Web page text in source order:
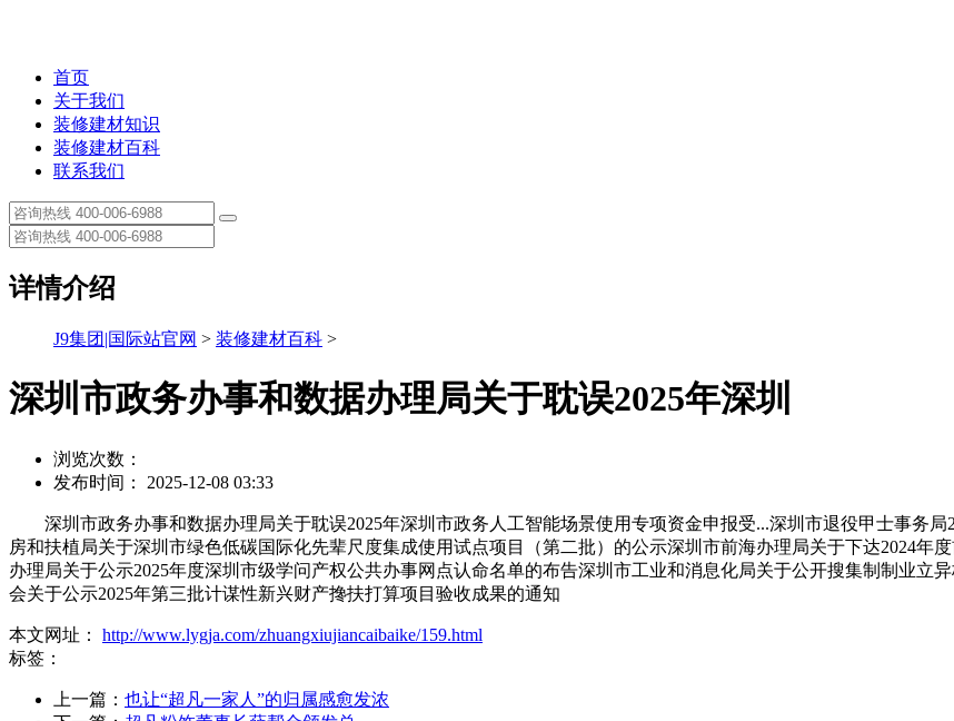
首页
关于我们
装修建材知识
装修建材百科
联系我们
详情介绍
J9集团|国际站官网 > 装修建材百科 >
深圳市政务办事和数据办理局关于耽误2025年深圳
浏览次数：
发布时间： 2025-12-08 03:33
深圳市政务办事和数据办理局关于耽误2025年深圳市政务人工智能场景使用专项资金申报受...深圳市退役甲士事务局
房和扶植局关于深圳市绿色低碳国际化先辈尺度集成使用试点项目（第二批）的公示深圳市前海办理局关于下达2024年
办理局关于公示2025年度深圳市级学问产权公共办事网点认命名单的布告深圳市工业和消息化局关于公开搜集制制业立
会关于公示2025年第三批计谋性新兴财产搀扶打算项目验收成果的通知
本文网址： http://www.lygja.com/zhuangxiujiancaibaike/159.html
标签：
上一篇： 也让“超凡一家人”的归属感愈发浓